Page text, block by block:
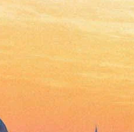
Лев Додин на
театров
поддержать
искусство,
страны